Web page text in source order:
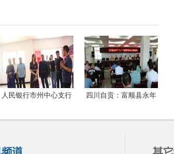
人民银行市州中心支行
四川自贡：富顺县永年